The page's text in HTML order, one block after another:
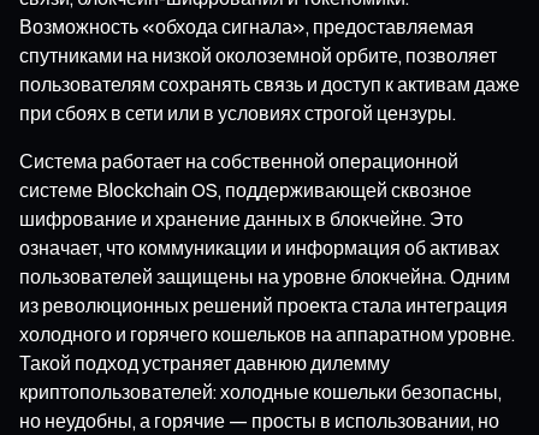
Возможность «обхода сигнала», предоставляемая
спутниками на низкой околоземной орбите, позволяет
пользователям сохранять связь и доступ к активам даже
при сбоях в сети или в условиях строгой цензуры.
Система работает на собственной операционной
системе Blockchain OS, поддерживающей сквозное
шифрование и хранение данных в блокчейне. Это
означает, что коммуникации и информация об активах
пользователей защищены на уровне блокчейна. Одним
из революционных решений проекта стала интеграция
холодного и горячего кошельков на аппаратном уровне.
Такой подход устраняет давнюю дилемму
криптопользователей: холодные кошельки безопасны,
но неудобны, а горячие — просты в использовании, но